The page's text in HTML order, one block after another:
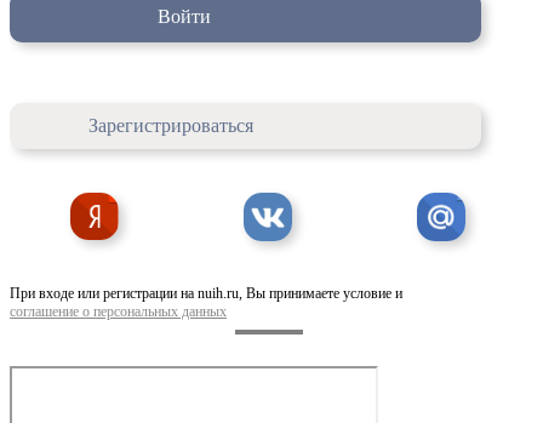
Войти
Зарегистрироваться
При входе или регистрации на nuih.ru, Вы принимаете условие и
соглашение о персональных данных